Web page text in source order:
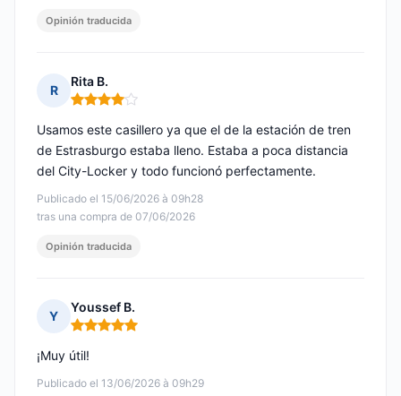
Opinión traducida
R
Rita B.
Nota: 4 de 5
Publicado el 15/06/2026 à 09h28
tras una compra de 07/06/2026
Usamos este casillero ya que el de la estación de tren
de Estrasburgo estaba lleno. Estaba a poca distancia
del City-Locker y todo funcionó perfectamente.
Opinión traducida
Y
Youssef B.
Nota: 5 de 5
Publicado el 13/06/2026 à 09h29
¡Muy útil!